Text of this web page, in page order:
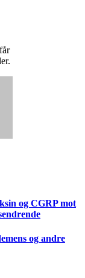
og CGRP mot
og andre